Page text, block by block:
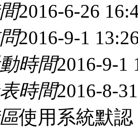
2016-6-26
2016-9-1
時間2016-9-1
時間2016-8-
使用系統默認